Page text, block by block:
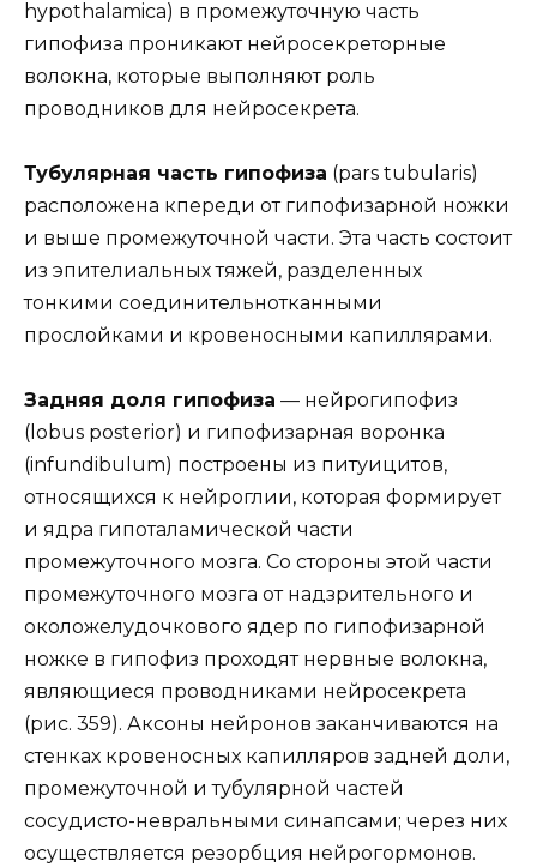
hypothalamica) в промежуточную часть
гипофиза проникают нейросекреторные
волокна, которые выполняют роль
проводников для нейросекрета.
Тубулярная часть гипофиза (pars tubularis)
расположена кпереди от гипофизарной ножки
и выше промежуточной части. Эта часть состоит
из эпителиальных тяжей, разделенных
тонкими соединительнотканными
прослойками и кровеносными капиллярами.
Задняя доля гипофиза — нейрогипофиз
(lobus posterior) и гипофизарная воронка
(infundibulum) построены из питуицитов,
относящихся к нейроглии, которая формирует
и ядра гипоталамической части
промежуточного мозга. Со стороны этой части
промежуточного мозга от надзрительного и
околожелудочкового ядер по гипофизарной
ножке в гипофиз проходят нервные волокна,
являющиеся проводниками нейросекрета
(рис. 359). Аксоны нейронов заканчиваются на
стенках кровеносных капилляров задней доли,
промежуточной и тубулярной частей
сосудисто-невральными синапсами; через них
осуществляется резорбция нейрогормонов.